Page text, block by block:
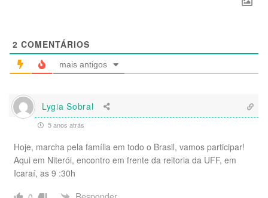
2 COMENTÁRIOS
mais antigos
Lygia Sobral
5 anos atrás
Hoje, marcha pela família em todo o Brasil, vamos participar!
Aqui em Niterói, encontro em frente da reitoria da UFF, em
Icaraí, as 9 :30h